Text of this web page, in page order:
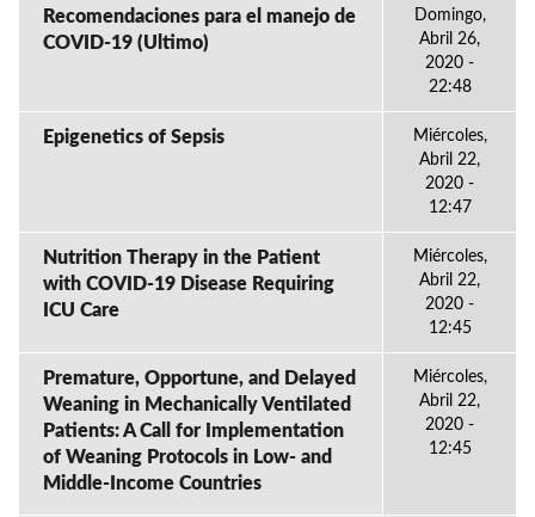
Recomendaciones para el manejo de
COVID-19 (Ultimo)
Domingo,
Abril 26,
2020 -
22:48
Epigenetics of Sepsis
Miércoles,
Abril 22,
2020 -
12:47
Nutrition Therapy in the Patient
with COVID-19 Disease Requiring
ICU Care
Miércoles,
Abril 22,
2020 -
12:45
Premature, Opportune, and Delayed
Weaning in Mechanically Ventilated
Patients: A Call for Implementation
of Weaning Protocols in Low- and
Middle-Income Countries
Miércoles,
Abril 22,
2020 -
12:45